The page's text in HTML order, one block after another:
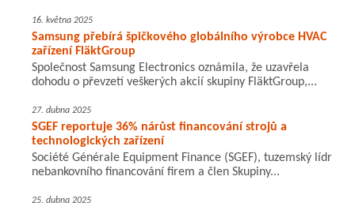
16. května 2025
Samsung přebírá špičkového globálního výrobce HVAC
zařízení FläktGroup
Společnost Samsung Electronics oznámila, že uzavřela
dohodu o převzetí veškerých akcií skupiny FläktGroup,...
27. dubna 2025
SGEF reportuje 36% nárůst financování strojů a
technologických zařízení
Société Générale Equipment Finance (SGEF), tuzemský lídr
nebankovního financování firem a člen Skupiny...
25. dubna 2025